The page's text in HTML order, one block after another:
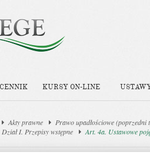
CENNIK KURSY ON-LINE
Akty prawne Prawo upadłościowe (poprzedni
Dział I. Przepisy wstępne Art. 4a. Ustawowe